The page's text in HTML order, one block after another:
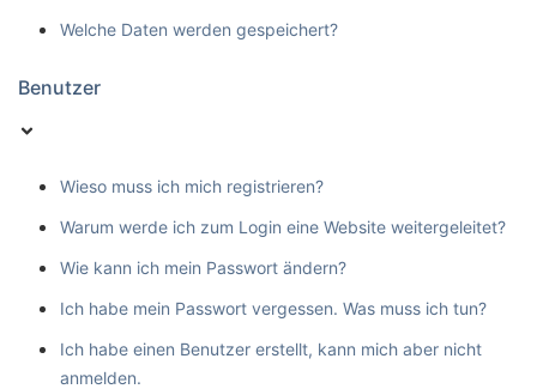
Welche Daten werden gespeichert?
Benutzer
Wieso muss ich mich registrieren?
Warum werde ich zum Login eine Website weitergeleitet?
Wie kann ich mein Passwort ändern?
Ich habe mein Passwort vergessen. Was muss ich tun?
Ich habe einen Benutzer erstellt, kann mich aber nicht
anmelden.